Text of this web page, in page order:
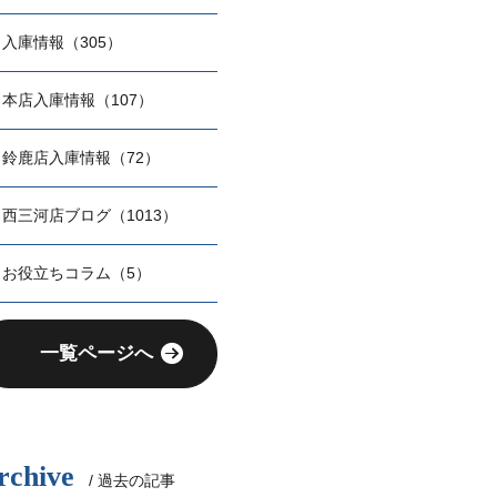
入庫情報（305）
本店入庫情報（107）
鈴鹿店入庫情報（72）
西三河店ブログ（1013）
お役立ちコラム（5）
一覧ページへ
/ 過去の記事